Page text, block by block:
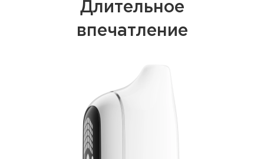
Длительное
впечатление